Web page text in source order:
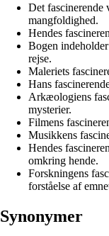
Det fascinerende
mangfoldighed.
Hendes
Bogen
rejse.
Maleriets
Hans
Arkæologiens
mysterier.
Filmens
Musikkens
Hendes
omkring hende.
Forskningens
forståelse af
Synonymer